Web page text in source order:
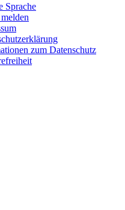
Sprache
zum Datenschutz